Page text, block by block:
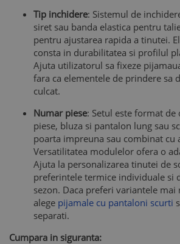
Tip inchidere: Sistemul de
siret sau banda elastica pentru
pentru ajustarea rapida a tinutei.
consta in durabilitatea si profilul
Ajuta utilizatorul sa fixeze
fara ca elementele de prindere sa
culcat.
Numar piese: Setul este format de
piese, bluza si pantalon lung sau
poarta impreuna sau combinat cu
Versatilitatea modulelor ofera o
Ajuta la personalizarea tinutei de
preferintele termice individuale si
sezon. Daca preferi variantele mai
alege pijamale cu pantaloni scurti
separati.
Cumpara in siguranta: